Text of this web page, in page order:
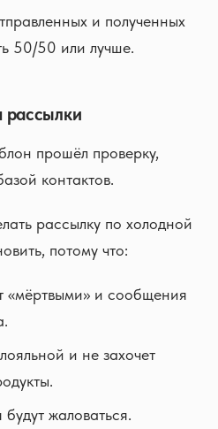
и полученных
50/50 или лучше.
рассылки
прошёл проверку,
контактов.
рассылку по холодной
потому что:
«мёртвыми» и сообщения
и не захочет
жаловаться.